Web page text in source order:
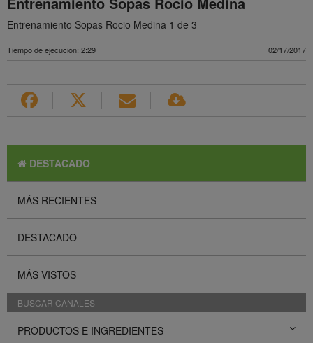
Entrenamiento Sopas Rocio Medina 1 de 3
Tiempo de ejecución: 2:29 02/17/2017
DESTACADO
MÁS RECIENTES
DESTACADO
MÁS VISTOS
BUSCAR CANALES
PRODUCTOS E INGREDIENTES